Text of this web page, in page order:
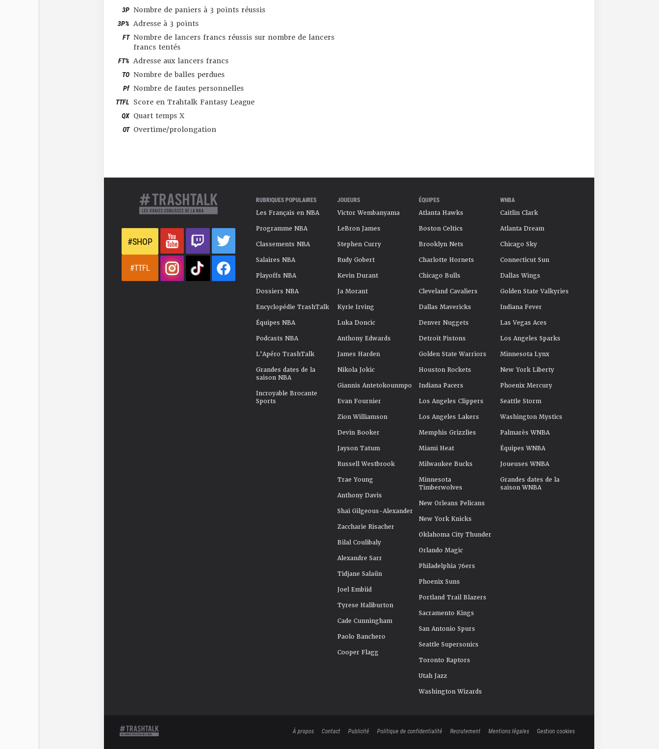
3P Nombre de paniers à 3 points réussis
3P% Adresse à 3 points
FT Nombre de lancers francs réussis sur nombre de lancers
francs tentés
FT% Adresse aux lancers francs
TO Nombre de balles perdues
Pf Nombre de fautes personnelles
TTFL Score en Trahtalk Fantasy League
QX Quart temps X
OT Overtime/prolongation
#SHOP
#TTFL
RUBRIQUES POPULAIRES
Les Français en NBA
Programme NBA
Classements NBA
Salaires NBA
Playoffs NBA
Dossiers NBA
Encyclopédie TrashTalk
Équipes NBA
Podcasts NBA
L'Apéro TrashTalk
Grandes dates de la
saison NBA
Incroyable Brocante
Sports
JOUEURS
Victor Wembanyama
LeBron James
Stephen Curry
Rudy Gobert
Kevin Durant
Ja Morant
Kyrie Irving
Luka Doncic
Anthony Edwards
James Harden
Nikola Jokic
Giannis Antetokounmpo
Evan Fournier
Zion Williamson
Devin Booker
Jayson Tatum
Russell Westbrook
Trae Young
Anthony Davis
Shai Gilgeous-Alexander
Zaccharie Risacher
Bilal Coulibaly
Alexandre Sarr
Tidjane Salaün
Joel Embiid
Tyrese Haliburton
Cade Cunningham
Paolo Banchero
Cooper Flagg
ÉQUIPES
Atlanta Hawks
Boston Celtics
Brooklyn Nets
Charlotte Hornets
Chicago Bulls
Cleveland Cavaliers
Dallas Mavericks
Denver Nuggets
Detroit Pistons
Golden State Warriors
Houston Rockets
Indiana Pacers
Los Angeles Clippers
Los Angeles Lakers
Memphis Grizzlies
Miami Heat
Milwaukee Bucks
Minnesota
Timberwolves
New Orleans Pelicans
New York Knicks
Oklahoma City Thunder
Orlando Magic
Philadelphia 76ers
Phoenix Suns
Portland Trail Blazers
Sacramento Kings
San Antonio Spurs
Seattle Supersonics
Toronto Raptors
Utah Jazz
Washington Wizards
WNBA
Caitlin Clark
Atlanta Dream
Chicago Sky
Connecticut Sun
Dallas Wings
Golden State Valkyries
Indiana Fever
Las Vegas Aces
Los Angeles Sparks
Minnesota Lynx
New York Liberty
Phoenix Mercury
Seattle Storm
Washington Mystics
Palmarès WNBA
Équipes WNBA
Joueuses WNBA
Grandes dates de la
saison WNBA
À propos Contact Publicité Politique de confidentialité Recrutement Mentions légales Gestion cookies